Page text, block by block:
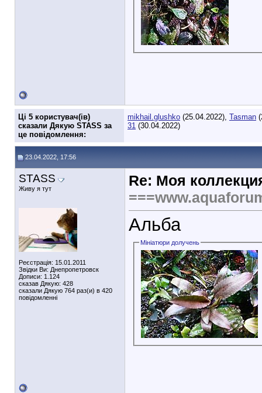
Ці 5 користувач(ів)
сказали Дякую STASS за
це повідомлення:
mikhail.glushko (25.04.2022), Tasman
31 (30.04.2022)
23.04.2022, 17:56
STASS
Живу я тут
Реєстрація: 15.01.2011
Звідки Ви: Днепропетровск
Дописи: 1.124
сказав Дякую: 428
сказали Дякую 764 раз(и) в 420
повідомленні
Re: Моя
Альба
Мініатюри долучень